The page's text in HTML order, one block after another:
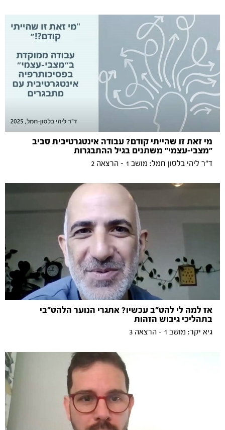
מי זאת זו שהייתי קודם? עבודה אינטגרטיבית סביב
״מצבי-עצמי״ משתנים בגיל ההתבגרות
ד״ר ליהי בלסון חמל: מושב 1 - הרצאה 2
אז למה לי להט"ב עכשיו? אתגרי הנוער הלהט"בי
בתהליכי גיבוש הזהות
גיא יקר: מושב 1 - הרצאה 3